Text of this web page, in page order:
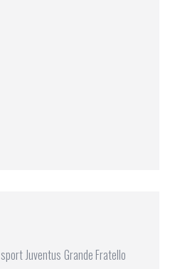
sportJuventus Grande Fratello